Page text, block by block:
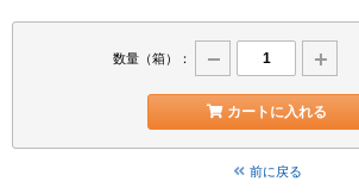
数量（箱）：
カートに入れる
前に戻る